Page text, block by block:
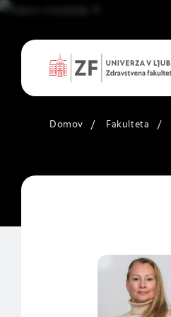
Domov / Fakulteta /